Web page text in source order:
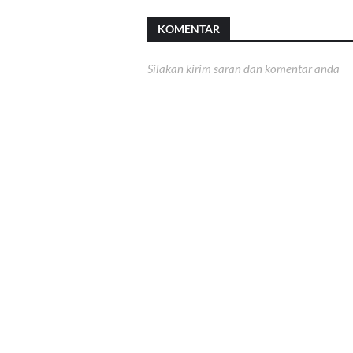
KOMENTAR
Silakan kirim saran dan komentar anda